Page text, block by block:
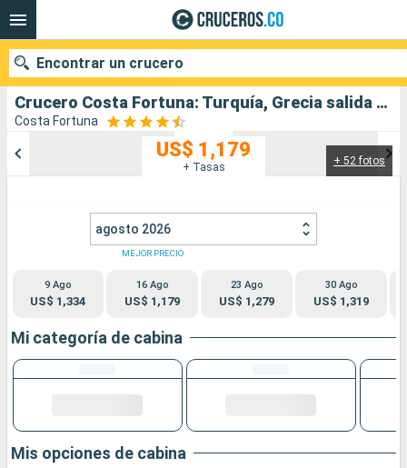
Crucero Costa Fortuna: Turquía, Grecia salida desde Estambul
Costa Fortuna
+ 52 fotos
US$ 1,179
+ Tasas
agosto 2026
9 Ago
US$ 1,334
MEJOR PRECIO
16 Ago
US$ 1,179
23 Ago
US$ 1,279
30 Ago
US$ 1,319
Mi categoría de cabina
Mis opciones de cabina
Encontrar un crucero
Compañías
Buscar